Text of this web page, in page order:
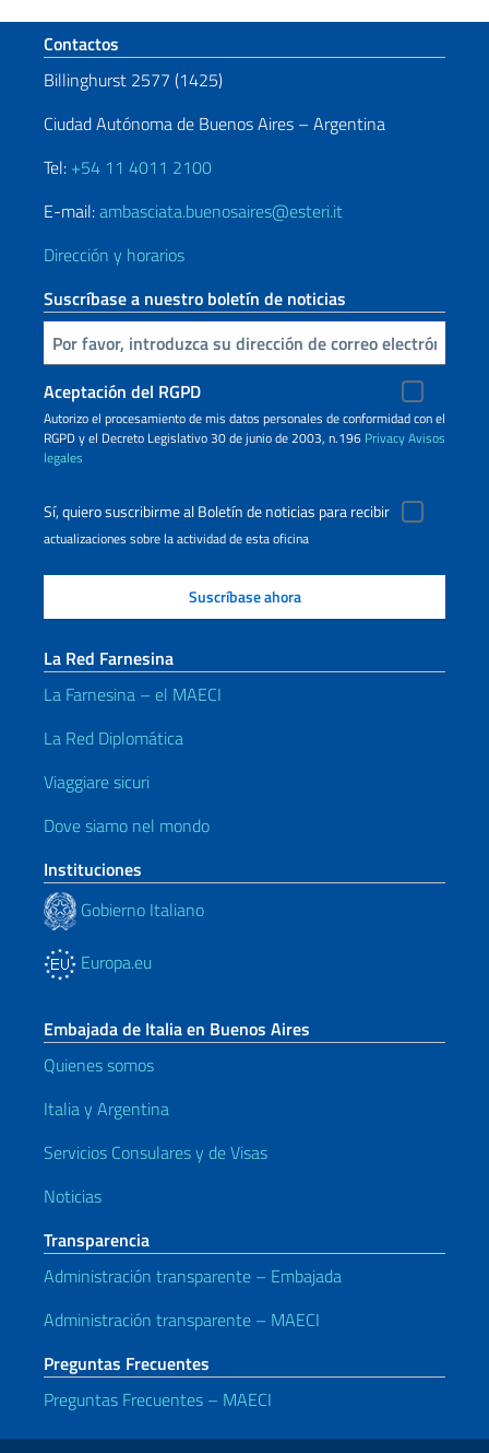
Sezione footer
Contactos
Billinghurst 2577 (1425)
Ciudad Autónoma de Buenos Aires – Argentina
Tel: +54 11 4011 2100
E-mail:ambasciata.buenosaires@esteri.it
Dirección y horarios
Suscríbase a nuestro boletín de noticias
Inserta tu correo electronico
Aceptación del RGPD
Autorizo ​​el procesamiento de mis datos personales de conformidad con el
RGPD y el Decreto Legislativo 30 de junio de 2003, n.196 PrivacyAvisos
legales
Sí, quiero suscribirme al Boletín de noticias para recibir
actualizaciones sobre la actividad de esta oficina
La Red Farnesina
La Farnesina – el MAECI
La Red Diplomática
Viaggiare sicuri
Dove siamo nel mondo
Instituciones
Gobierno Italiano
Europa.eu
Embajada de Italia en Buenos Aires
Quienes somos
Italia y Argentina
Servicios Consulares y de Visas
Noticias
Transparencia
Administración transparente – Embajada
Administración transparente – MAECI
Preguntas Frecuentes
Preguntas Frecuentes – MAECI